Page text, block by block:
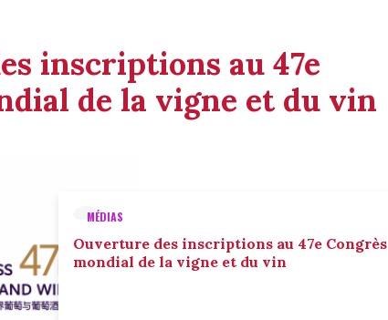
inscriptions au 47e
de la vigne et du vin
MÉDIAS
Ouverture des inscriptions au 47e Congrès
mondial de la vigne et du vin